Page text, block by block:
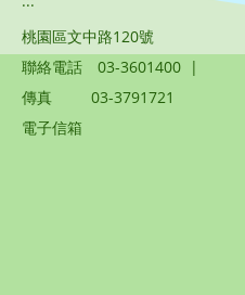
桃園區文中路120號
聯絡電話
03-3601400 |
傳真
03-3791721
電子信箱